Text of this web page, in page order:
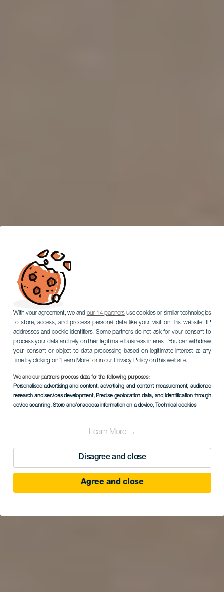
With your agreement, we and our 14 partners use cookies or similar technologies
to store, access, and process personal data like your visit on this website, IP
addresses and cookie identifiers. Some partners do not ask for your consent to
process your data and rely on their legitimate business interest. You can withdraw
your consent or object to data processing based on legitimate interest at any
time by clicking on “Learn More” or in our Privacy Policy on this website.
We and our partners process data for the following purposes:
Personalised advertising and content, advertising and content measurement, audience
research and services development, Precise geolocation data, and identification through
device scanning, Store and/or access information on a device, Technical cookies
Learn More →
Disagree and close
Agree and close